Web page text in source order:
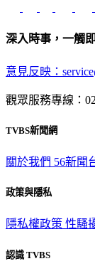
深入時事，一觸
意見反映：
觀眾服務專線：
TVBS新聞網
關於我們 56新聞
政策與隱私
隱私權政策 性騷
認識 TVBS